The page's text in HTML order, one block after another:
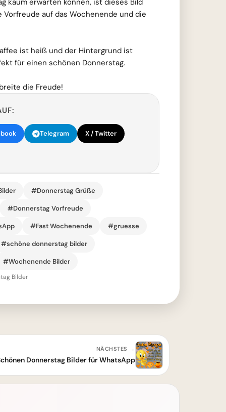
kaum erwarten können, ist dieses Bild
Vorfreude auf das Wochenende und die
ist heiß und der Hintergrund ist
für einen schönen Donnerstag.
die Freude!
Telegram X / Twitter
#Donnerstag Grüße
#Donnerstag Vorfreude
#Fast Wochenende #gruesse
#schöne donnerstag bilder
#Wochenende Bilder
Bilder
NÄCHSTES →
Donnerstag Bilder für WhatsApp